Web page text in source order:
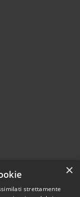
Copyright © 2023 •
×
strettamente